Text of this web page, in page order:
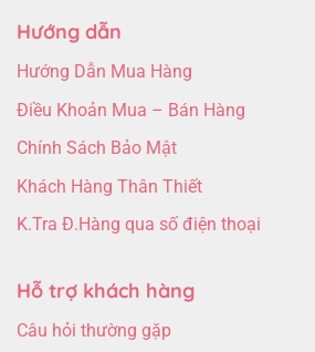
Hướng dẫn
Hướng Dẫn Mua Hàng
Điều Khoản Mua – Bán Hàng
Chính Sách Bảo Mật
Khách Hàng Thân Thiết
K.Tra Đ.Hàng qua số điện thoại
Hỗ trợ khách hàng
Câu hỏi thường gặp